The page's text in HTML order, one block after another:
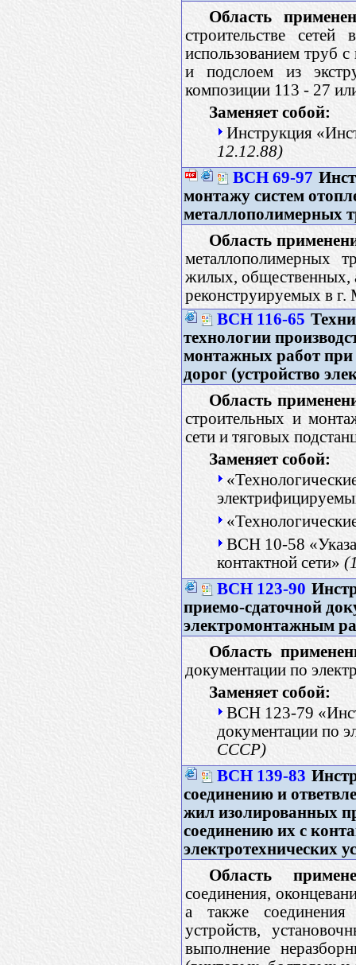
Область
строительстве
использованием труб
и подслоем из
композиции 113 - 27
Заменяет собой:
Инструкция
12.12.88)
ВСН 69-97
монтажу систем
металлополимерных
Область
металлополимерных
жилых, общественных,
реконструируемых в г.
ВСН 116-65
технологии
монтажных работ
дорог (устройство
Область
строительных и
сети и тяговых
Заменяет собой:
ВСН 10-58
контактной сети»
ВСН 123-90
приемо-сдаточной
электромонтажным
Область
документации по
Заменяет собой:
ВСН 123-79
документации по
СССР)
ВСН 139-83
соединению и
жил изолированных
соединению их с
электротехнических
Область
соединения,
а также соединения
устройств,
выполнение